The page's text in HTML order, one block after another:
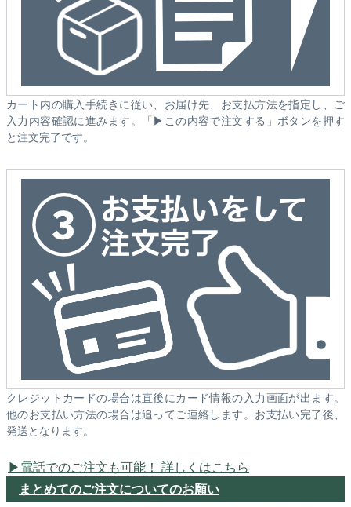
カート内の購入手続きに従い、お届け先、お支払方法を指定し、ご
入力内容確認に進みます。「▶この内容で注文する」ボタンを押す
と注文完了です。
クレジットカードの場合は直後にカード情報の入力画面が出ます。
他のお支払い方法の場合は追ってご連絡します。お支払い完了後、
発送となります。
電話でのご注文も可能！ 詳しくはこちら
まとめてのご注文についてのお願い